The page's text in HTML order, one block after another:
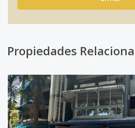
Propiedades